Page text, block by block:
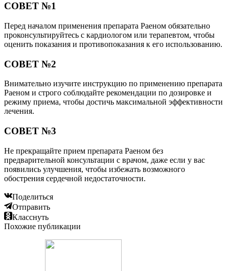
СОВЕТ №1
Перед началом применения препарата Раеном обязательно
проконсультируйтесь с кардиологом или терапевтом, чтобы
оценить показания и противопоказания к его использованию.
СОВЕТ №2
Внимательно изучите инструкцию по применению препарата
Раеном и строго соблюдайте рекомендации по дозировке и
режиму приема, чтобы достичь максимальной эффективности
лечения.
СОВЕТ №3
Не прекращайте прием препарата Раеном без
предварительной консультации с врачом, даже если у вас
появились улучшения, чтобы избежать возможного
обострения сердечной недостаточности.
Поделиться
Отправить
Класснуть
Похожие публикации